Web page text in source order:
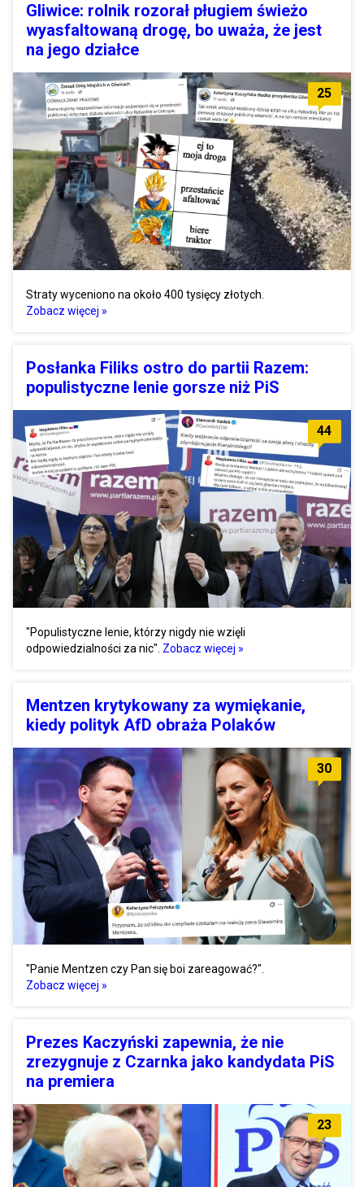
Gliwice: rolnik rozorał pługiem świeżo
wyasfaltowaną drogę, bo uważa, że jest
na jego działce
25
Straty wyceniono na około 400 tysięcy złotych.
Zobacz więcej »
Posłanka Filiks ostro do partii Razem:
populistyczne lenie gorsze niż PiS
44
"Populistyczne lenie, którzy nigdy nie wzięli
odpowiedzialności za nic". Zobacz więcej »
Mentzen krytykowany za wymiękanie,
kiedy polityk AfD obraża Polaków
30
"Panie Mentzen czy Pan się boi zareagować?".
Zobacz więcej »
Prezes Kaczyński zapewnia, że nie
zrezygnuje z Czarnka jako kandydata PiS
na premiera
23